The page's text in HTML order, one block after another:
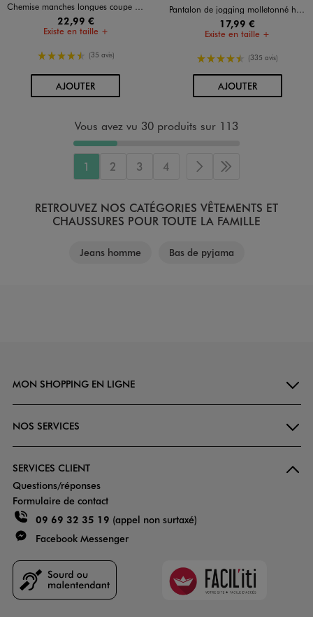
Chemise manches longues coupe droite en coton stretch homme
22,99 €
Existe en taille +
4.5/5 de moyenne
(35 avis)
AJOUTERAU PANIER
Pantalon de jogging molletonné homme
17,99 €
Existe en taille +
4.5/5 de moyenne
(335 avis)
AJOUTERAU PANIER
Vous avez vu 30 produits sur 113
1 2 3 4 Page suivante
Dernière page
RETROUVEZ NOS CATÉGORIES VÊTEMENTS ET
CHAUSSURES POUR TOUTE LA FAMILLE
Jeans homme Bas de pyjama
MON SHOPPING EN LIGNE
NOS SERVICES
SERVICES CLIENT
Questions/réponses
Formulaire de contact
09 69 32 35 19 (appel non surtaxé)
Facebook Messenger
Faciliti